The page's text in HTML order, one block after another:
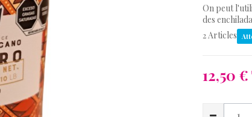
On peut
des
2 Articles
12,50 €